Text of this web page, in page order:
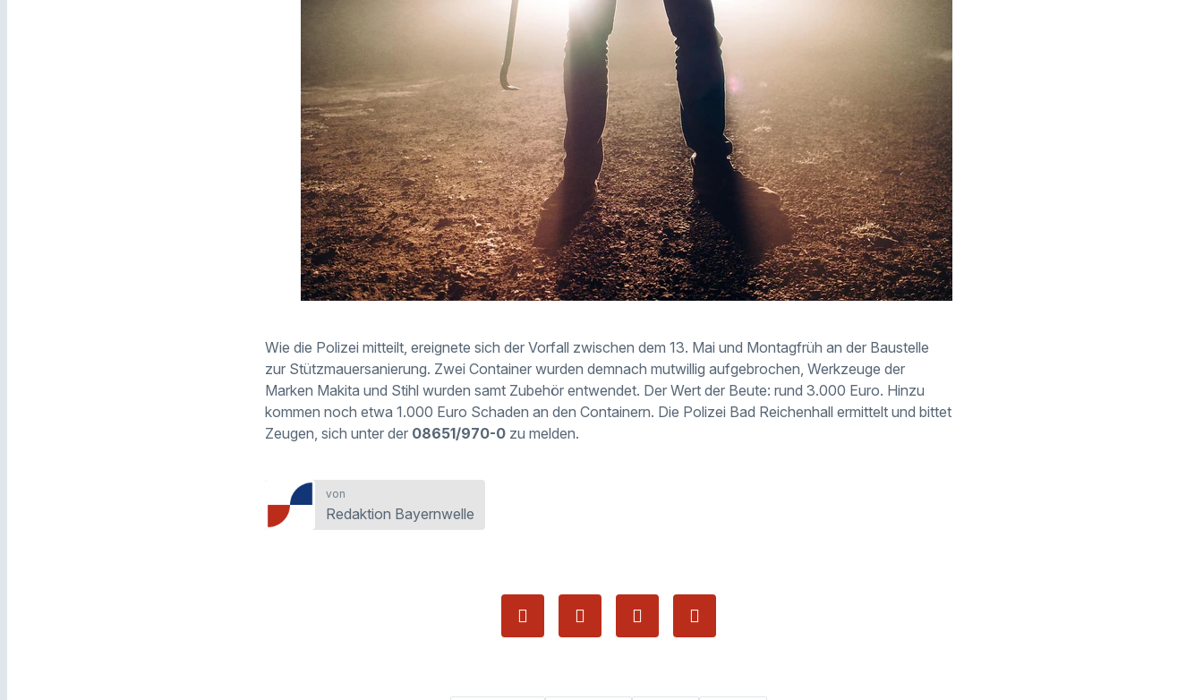
Wie die Polizei mitteilt, ereignete sich der Vorfall zwischen dem 13. Mai und Montagfrüh an der Baustelle
zur Stützmauersanierung. Zwei Container wurden demnach mutwillig aufgebrochen, Werkzeuge der
Marken Makita und Stihl wurden samt Zubehör entwendet. Der Wert der Beute: rund 3.000 Euro. Hinzu
kommen noch etwa 1.000 Euro Schaden an den Containern. Die Polizei Bad Reichenhall ermittelt und bittet
Zeugen, sich unter der 08651/970-0 zu melden.
von
Redaktion Bayernwelle